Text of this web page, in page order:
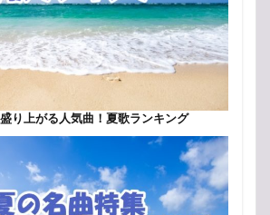
り上がる人気曲！夏歌ランキング